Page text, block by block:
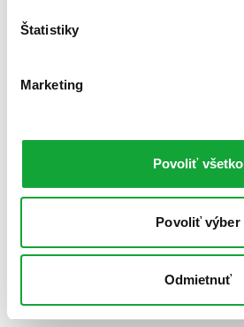
Štatistiky
Marketing
Povoliť všetko
Povoliť výber
Odmietnuť